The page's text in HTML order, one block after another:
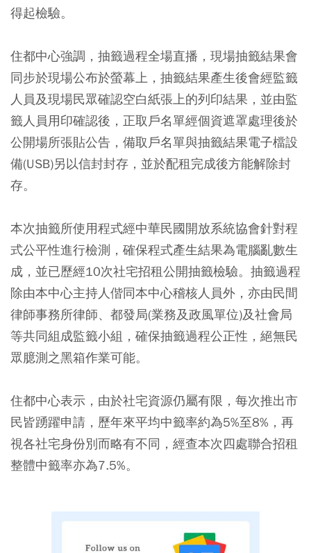
得起檢驗。
住都中心強調，抽籤過程全場直播，現場抽籤結果會
同步於現場公布於螢幕上，抽籤結果產生後會經監籤
人員及現場民眾確認空白紙張上的列印結果，並由監
籤人員用印確認後，正取戶名單經個資遮罩處理後於
公開場所張貼公告，備取戶名單與抽籤結果電子檔設
備(USB)另以信封封存，並於配租完成後方能解除封
存。
本次抽籤所使用程式經中華民國開放系統協會針對程
式公平性進行檢測，確保程式產生結果為電腦亂數生
成，並已歷經10次社宅招租公開抽籤檢驗。抽籤過程
除由本中心主持人偕同本中心稽核人員外，亦由民間
律師事務所律師、都發局(業務及政風單位)及社會局
等共同組成監籤小組，確保抽籤過程公正性，絕無民
眾臆測之黑箱作業可能。
住都中心表示，由於社宅資源仍屬有限，每次推出市
民皆踴躍申請，歷年來平均中籤率約為5%至8%，再
視各社宅身份別而略有不同，經查本次四處聯合招租
整體中籤率亦為7.5%。